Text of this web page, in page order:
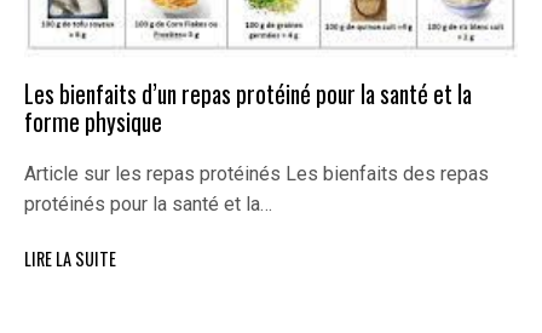
Les bienfaits d’un repas protéiné pour la santé et la
forme physique
Article sur les repas protéinés Les bienfaits des repas
protéinés pour la santé et la…
LIRE LA SUITE